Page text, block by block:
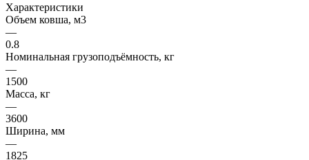
Характеристики
Объем ковша, м3
—
0.8
Номинальная грузоподъёмность, кг
—
1500
Масса, кг
—
3600
Ширина, мм
—
1825